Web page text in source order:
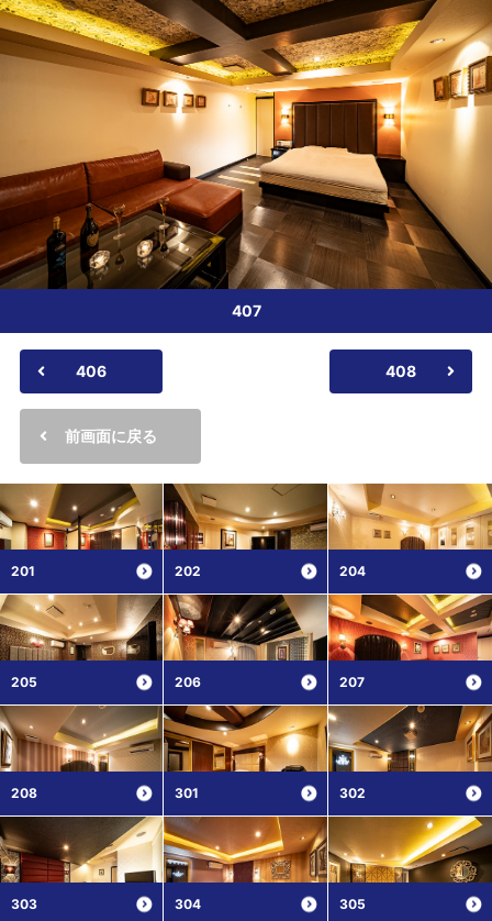
407
406 408
前画面に戻る
201 202 204
205 206 207
208 301 302
303 304 305